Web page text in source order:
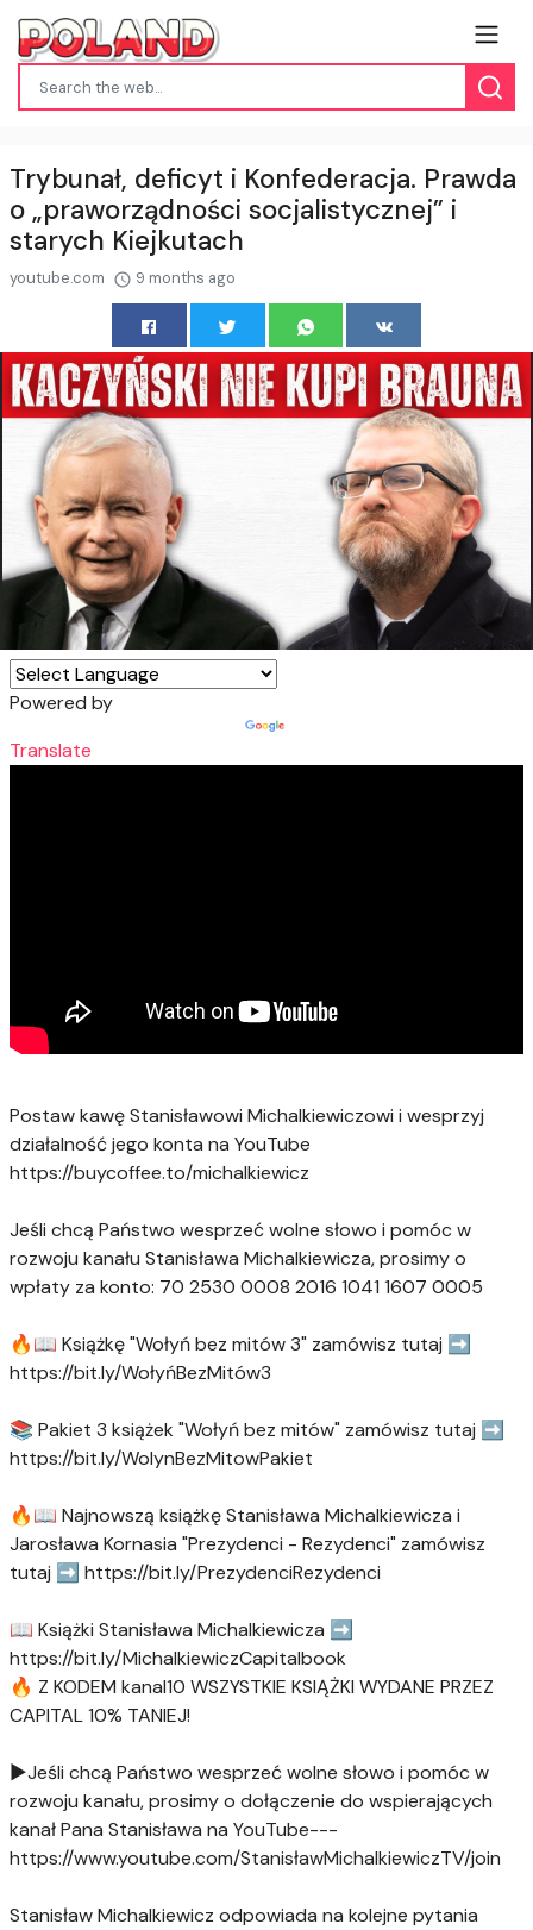
Trybunał, deficyt i Konfederacja. Prawda
o „praworządności socjalistycznej” i
starych Kiejkutach
youtube.com 9 months ago
Powered by
Translate
Postaw kawę Stanisławowi Michalkiewiczowi i wesprzyj
działalność jego konta na YouTube
https://buycoffee.to/michalkiewicz
Jeśli chcą Państwo wesprzeć wolne słowo i pomóc w
rozwoju kanału Stanisława Michalkiewicza, prosimy o
wpłaty za konto: 70 2530 0008 2016 1041 1607 0005
🔥📖 Książkę "Wołyń bez mitów 3" zamówisz tutaj ➡️
https://bit.ly/WołyńBezMitów3
📚 Pakiet 3 książek "Wołyń bez mitów" zamówisz tutaj ➡️
https://bit.ly/WolynBezMitowPakiet
🔥📖 Najnowszą książkę Stanisława Michalkiewicza i
Jarosława Kornasia "Prezydenci - Rezydenci" zamówisz
tutaj ➡️ https://bit.ly/PrezydenciRezydenci
📖 Książki Stanisława Michalkiewicza ➡️
https://bit.ly/MichalkiewiczCapitalbook
🔥 Z KODEM kanal10 WSZYSTKIE KSIĄŻKI WYDANE PRZEZ
CAPITAL 10% TANIEJ!
►Jeśli chcą Państwo wesprzeć wolne słowo i pomóc w
rozwoju kanału, prosimy o dołączenie do wspierających
kanał Pana Stanisława na YouTube---
https://www.youtube.com/StanisławMichalkiewiczTV/join
Stanisław Michalkiewicz odpowiada na kolejne pytania